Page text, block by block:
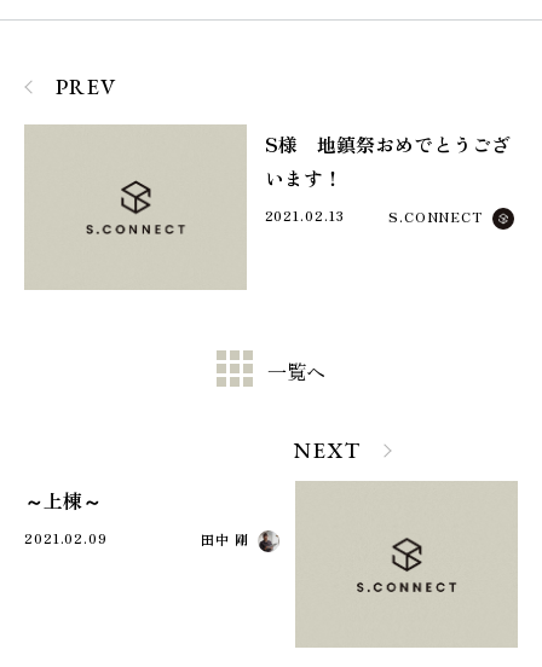
PREV
S様 地鎮祭おめでとうござ
います！
2021.02.13 S.CONNECT
一覧へ
NEXT
～上棟～
2021.02.09 田中 剛